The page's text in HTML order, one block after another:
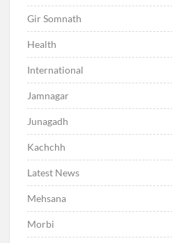
Gir Somnath
Health
International
Jamnagar
Junagadh
Kachchh
Latest News
Mehsana
Morbi